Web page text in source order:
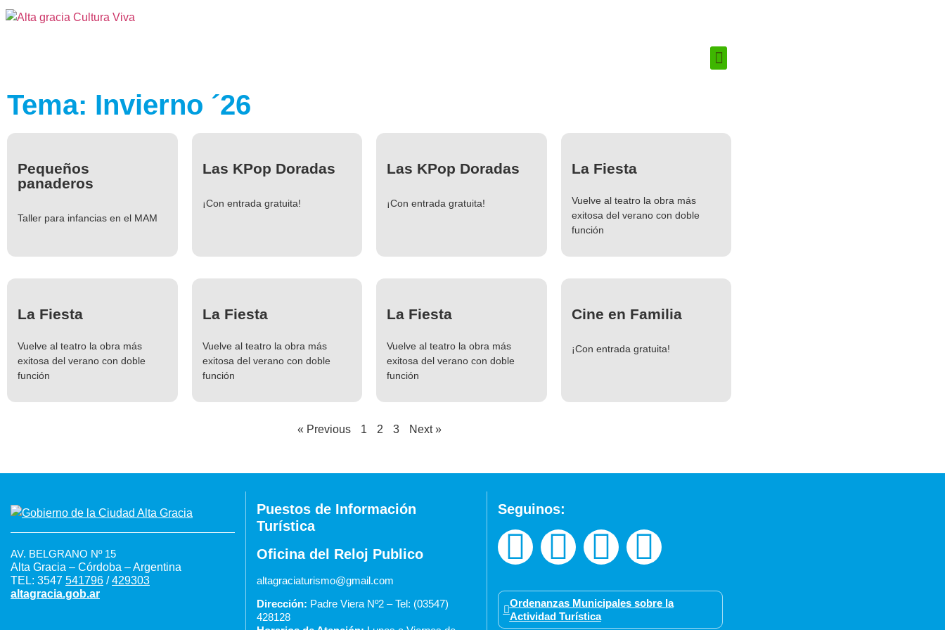
Tema: Invierno ´26
Pequeños
panaderos
Taller para infancias en el MAM
Las KPop Doradas
¡Con entrada gratuita!
Las KPop Doradas
¡Con entrada gratuita!
La Fiesta
Vuelve al teatro la obra más
exitosa del verano con doble
función
La Fiesta
Vuelve al teatro la obra más
exitosa del verano con doble
función
La Fiesta
Vuelve al teatro la obra más
exitosa del verano con doble
función
La Fiesta
Vuelve al teatro la obra más
exitosa del verano con doble
función
Cine en Familia
¡Con entrada gratuita!
« Previous 1 2 3 Next »
AV. BELGRANO Nº 15
Alta Gracia – Córdoba – Argentina
TEL: 3547 541796 /429303
altagracia.gob.ar
Puestos de Información
Turística
Oficina del Reloj Publico
altagraciaturismo@gmail.com
Dirección: Padre Viera Nº2 – Tel: (03547)
428128
Seguinos:
Ordenanzas Municipales sobre la
Actividad Turística